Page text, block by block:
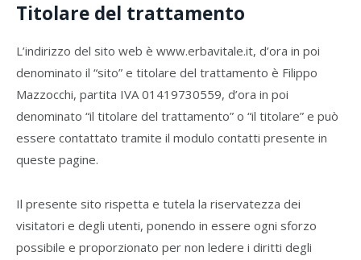
Titolare del trattamento
L’indirizzo del sito web è www.erbavitale.it, d’ora in poi
denominato il “sito” e titolare del trattamento è Filippo
Mazzocchi, partita IVA 01419730559, d’ora in poi
denominato “il titolare del trattamento” o “il titolare” e può
essere contattato tramite il modulo contatti presente in
queste pagine.
Il presente sito rispetta e tutela la riservatezza dei
visitatori e degli utenti, ponendo in essere ogni sforzo
possibile e proporzionato per non ledere i diritti degli